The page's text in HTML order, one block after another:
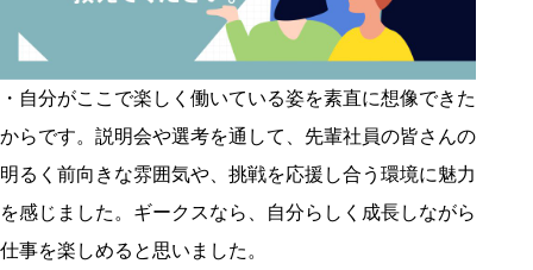
・自分がここで楽しく働いている姿を素直に想像できた
からです。説明会や選考を通して、先輩社員の皆さんの
明るく前向きな雰囲気や、挑戦を応援し合う環境に魅力
を感じました。ギークスなら、自分らしく成長しながら
仕事を楽しめると思いました。